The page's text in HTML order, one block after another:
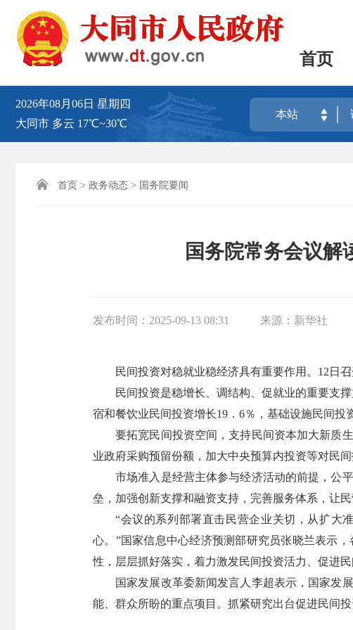
首页
2026年08月06日 星期四
大同市 多云 17℃~30℃
本站
 首页 > 政务动态 > 国务院要闻
国务院常务会议解
发布时间： 2025-09-13 08:31 来源： 新华社
民间投资对稳就业稳经济具有重要作用。12日
民间投资是稳增长、调结构、促就业的重要支
宿和餐饮业民间投资增长19．6％，基础设施民间投
要拓宽民间投资空间，支持民间资本加大新质
业政府采购预留份额，加大中央预算内投资等对民
市场准入是经营主体参与经济活动的前提，公
垒，加强创新支撑和融资支持，完善服务体系，让民
“会议的系列部署直击民营企业关切，从扩大
心。”国家信息中心经济预测部研究员张晓兰表示
性，层层抓好落实，着力激发民间投资活力、促进民
国家发展改革委新闻发言人李超表示，国家发
能、群众所盼的重点项目。抓紧研究出台促进民间